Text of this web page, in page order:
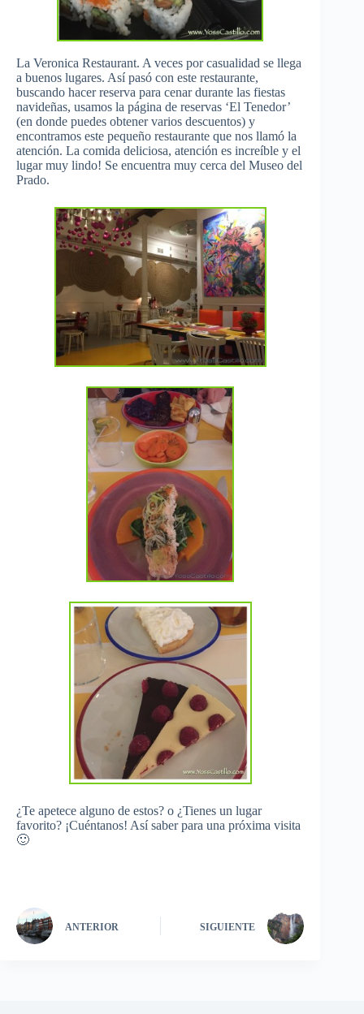
La Veronica Restaurant. A veces por casualidad se llega
a buenos lugares. Así pasó con este restaurante,
buscando hacer reserva para cenar durante las fiestas
navideñas, usamos la página de reservas ‘El Tenedor’
(en donde puedes obtener varios descuentos) y
encontramos este pequeño restaurante que nos llamó la
atención. La comida deliciosa, atención es increíble y el
lugar muy lindo! Se encuentra muy cerca del Museo del
Prado.
¿Te apetece alguno de estos? o ¿Tienes un lugar
favorito? ¡Cuéntanos! Así saber para una próxima visita
🙂
ANTERIOR SIGUIENTE